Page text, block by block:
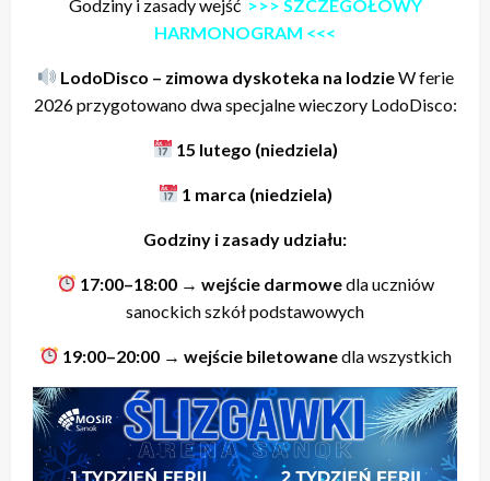
Godziny i zasady wejść >>> SZCZEGÓŁOWY
HARMONOGRAM <<<
LodoDisco – zimowa dyskoteka na lodzieW ferie
2026 przygotowano dwa specjalne wieczory LodoDisco:
15 lutego (niedziela)
1 marca (niedziela)
Godziny i zasady udziału:
17:00–18:00→ wejście darmowedla uczniów
sanockich szkół podstawowych
19:00–20:00→ wejście biletowanedla wszystkich